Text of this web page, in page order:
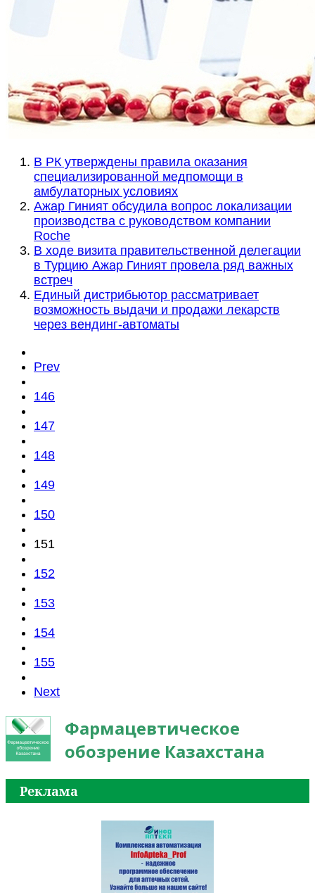
В РК утверждены правила оказания
специализированной медпомощи в
амбулаторных условиях
Ажар Гиният обсудила вопрос локализации
производства с руководством компании
Roche
В ходе визита правительственной делегации
в Турцию Ажар Гиният провела ряд важных
встреч
Единый дистрибьютор рассматривает
возможность выдачи и продажи лекарств
через вендинг-автоматы
Prev
146
147
148
149
150
151
152
153
154
155
Next
Фармацевтическое
обозрение Казахстана
Реклама